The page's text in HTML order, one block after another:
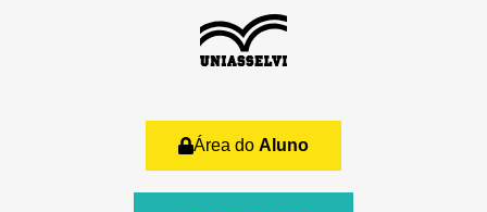
Área do Aluno